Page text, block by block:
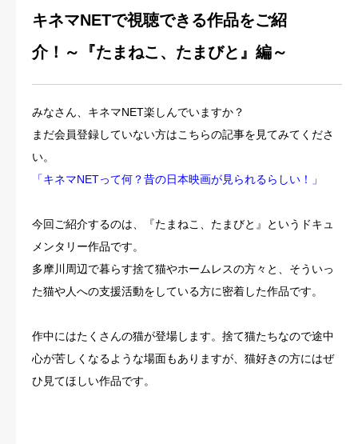
キネマNETで視聴できる作品をご紹
介！～『たまねこ、たまびと』編～
みなさん、キネマNET楽しんでいますか？
まだ会員登録していない方はこちらの記事を見てみてくださ
い。
「キネマNETって何？昔の日本映画が見られるらしい！」
今回ご紹介するのは、『たまねこ、たまびと』というドキュ
メンタリー作品です。
多摩川周辺で暮らす捨て猫やホームレスの方々と、そういっ
た猫や人への支援活動をしている方に密着した作品です。
作中にはたくさんの猫が登場します。捨て猫たちなので途中
心が苦しくなるような場面もありますが、猫好きの方にはぜ
ひ見てほしい作品です。